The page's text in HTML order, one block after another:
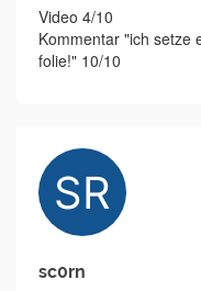
Video 4/10
Kommentar "ich setze
folie!" 10/10
sc0rn